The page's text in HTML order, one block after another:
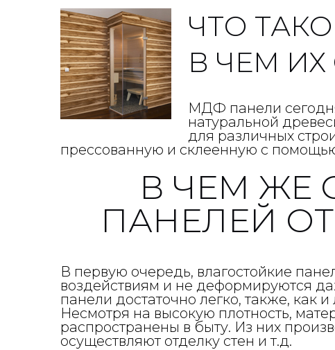
ЧТО
В ЧЕМ
МДФ панели
натуральной
для различных
прессованную и склеенную с
В ЧЕМ ЖЕ
ПАНЕЛЕЙ
В первую очередь, влагостойкие
воздействиям и не деформируются
панели достаточно легко, также, как
Несмотря на высокую плотность,
распространены в быту. Из них
осуществляют отделку стен и т.д.